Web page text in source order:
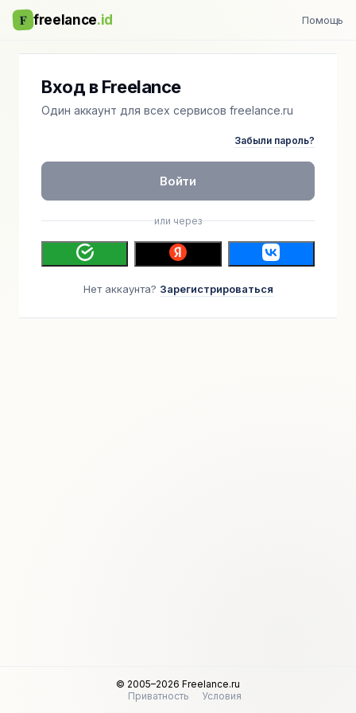
F freelance.id Помощь
Вход в Freelance
Один аккаунт для всех сервисов freelance.ru
Забыли пароль?
Войти
или через
Нет аккаунта? Зарегистрироваться
© 2005–2026 Freelance.ru
Приватность
Условия